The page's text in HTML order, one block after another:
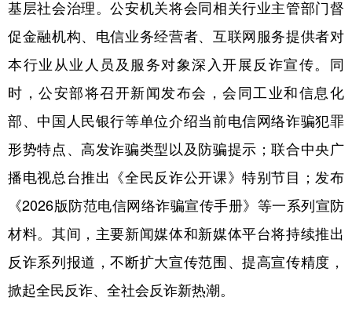
辽宁 吉林 上海 江苏
浙江 安徽 福建 江西
山东 河南 湖北 湖南
广东 广西 海南 重庆
新疆 内蒙古 黑龙江
多语种频道
基层社会治理。公安机关将会同相关行业主管部门督
促金融机构、电信业务经营者、互联网服务提供者对
本行业从业人员及服务对象深入开展反诈宣传。同
时，公安部将召开新闻发布会，会同工业和信息化
部、中国人民银行等单位介绍当前电信网络诈骗犯罪
形势特点、高发诈骗类型以及防骗提示；联合中央广
播电视总台推出《全民反诈公开课》特别节目；发布
《2026版防范电信网络诈骗宣传手册》等一系列宣防
材料。其间，主要新闻媒体和新媒体平台将持续推出
反诈系列报道，不断扩大宣传范围、提高宣传精度，
掀起全民反诈、全社会反诈新热潮。